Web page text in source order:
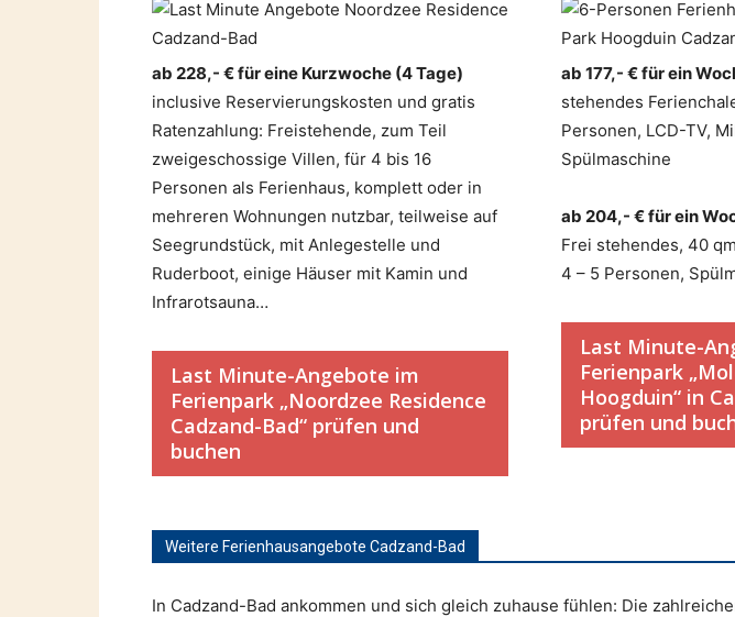
ab 228,- € für eine Kurzwoche (4 Tage)
inclusive Reservierungskosten und gratis
Ratenzahlung: Freistehende, zum Teil
zweigeschossige Villen, für 4 bis 16
Personen als Ferienhaus, komplett oder in
mehreren Wohnungen nutzbar, teilweise auf
Seegrundstück, mit Anlegestelle und
Ruderboot, einige Häuser mit Kamin und
Infrarotsauna…
Last Minute-Angebote im
Ferienpark „Noordzee Residence
Cadzand-Bad“ prüfen und
buchen
ab 177,- € für ein
stehendes
Personen, LCD-TV,
Spülmaschine
ab 204,- € für ein
Frei stehendes, 40
4 – 5 Personen,
Last Minute-
Ferienpark
Hoogduin“ in
prüfen und
Weitere Ferienhausangebote Cadzand-Bad
In Cadzand-Bad ankommen und sich gleich zuhause fühlen: Die